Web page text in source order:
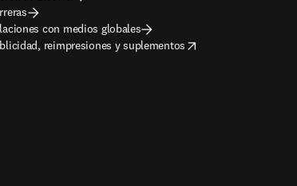
con medios globales
reimpresiones y suplementos
in new tab/window